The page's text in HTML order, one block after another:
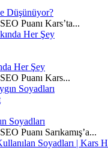
Düşünüyor?
Puanı Kars’ta...
Her Şey
Puanı Kars...
Soyadları
Puanı Sarıkamış’a...